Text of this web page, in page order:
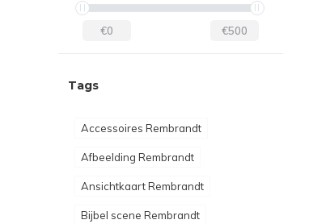
€0 €500
Tags
Accessoires Rembrandt
Afbeelding Rembrandt
Ansichtkaart Rembrandt
Bijbel scene Rembrandt